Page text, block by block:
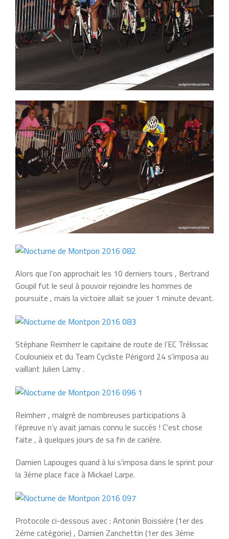
Alors que l’on approchait les 10 derniers tours , Bertrand
Goupil fut le seul à pouvoir rejoindre les hommes de
poursuite , mais la victoire allait se jouer 1 minute devant.
Stéphane Reimherr le capitaine de route de l’EC Trélissac
Coulounieix et du Team Cycliste Périgord 24 s’imposa au
vaillant Julien Lamy .
Reimherr , malgré de nombreuses participations à
l’épreuve n’y avait jamais connu le succés ! C’est chose
faite , à quelques jours de sa fin de cariére.
Damien Lapouges quand à lui s’imposa dans le sprint pour
la 3éme place face à Mickael Larpe.
Protocole ci-dessous avec : Antonin Boissiére (1er des
2éme catégorie) , Damien Zanchettin (1er des 3éme